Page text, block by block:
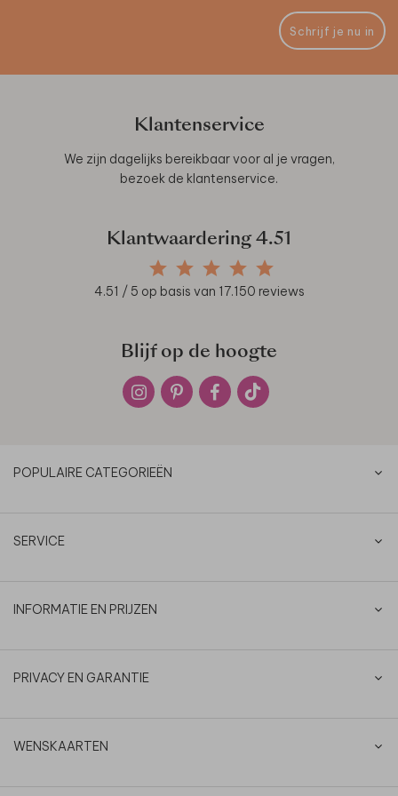
Schrijf je nu in
Klantenservice
We zijn dagelijks bereikbaar voor al je vragen,
bezoek de klantenservice.
Klantwaardering 4.51
4.51 / 5 op basis van 17.150 reviews
Blijf op de hoogte
POPULAIRE CATEGORIEËN
SERVICE
INFORMATIE EN PRIJZEN
PRIVACY EN GARANTIE
WENSKAARTEN